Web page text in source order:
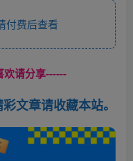
付费后查看
欢请分享------
文章请收藏本站。